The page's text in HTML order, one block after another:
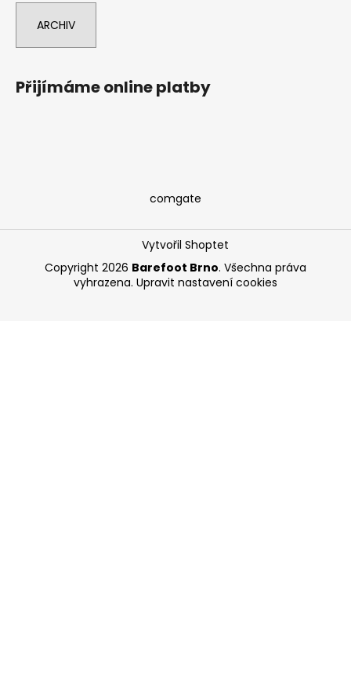
ARCHIV
Přijímáme online platby
comgate
Vytvořil Shoptet
Copyright 2026 Barefoot Brno. Všechna práva
vyhrazena. Upravit nastavení cookies